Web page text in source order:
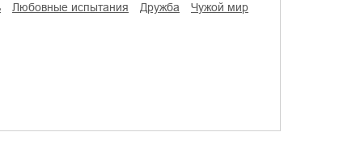
любовные испытания дружба
чужой мир